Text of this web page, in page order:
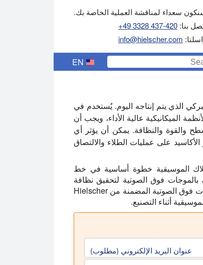
سعداء لمناقشة العملية الخاصة بك.
بنا: +49 3328 437-420
info@hielscher.com
EN
الذي يتم إنتاجه اليوم. يُستخدم في
الميكانيكية عالية الأداء، ويجب أن
والقوة والنظافة. يمكن أن يؤثر أي
على عمليات الطلاء والالتصاق
الموسيقية خطوة أساسية في خط
بالموجات فوق الصوتية لتحقيق نظافة
فائقة مع الحفاظ على إنتاجية عالية. توفر أنظمة التنظيف بالموجات فوق الصوتية المضمنة من Hielscher
عنوان البريد الإلكتروني (مطلوب)